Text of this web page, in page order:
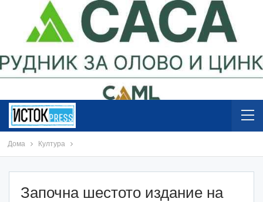
Дома Култура
Започна шестото издание на